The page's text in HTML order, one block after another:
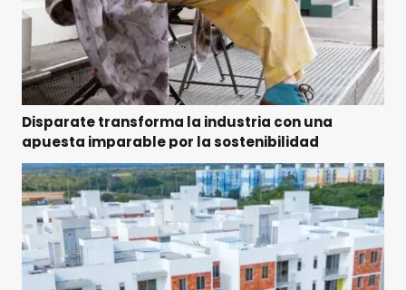
Disparate transforma la industria con una
apuesta imparable por la sostenibilidad